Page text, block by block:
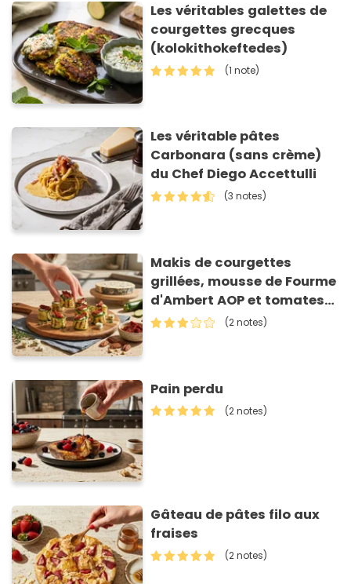
Les véritables galettes de
courgettes grecques
(kolokithokeftedes)
(1 note)
Les véritable pâtes
Carbonara (sans crème)
du Chef Diego Accettulli
(3 notes)
Makis de courgettes
grillées, mousse de Fourme
d'Ambert AOP et tomates
séchées
(2 notes)
Pain perdu
(2 notes)
Gâteau de pâtes filo aux
fraises
(2 notes)